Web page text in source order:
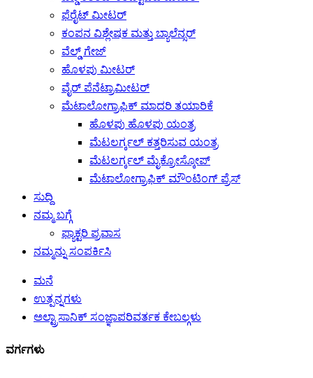
ಫೆರೈಟ್ ಮೀಟರ್
ಕಂಪನ ವಿಶ್ಲೇಷಕ ಮತ್ತು ಬ್ಯಾಲೆನ್ಸರ್
ವೆಲ್ಡ್ ಗೇಜ್
ಹೊಳಪು ಮೀಟರ್
ವೈರ್ ಪೆನೆಟ್ರಾಮೀಟರ್
ಮೆಟಾಲೋಗ್ರಾಫಿಕ್ ಮಾದರಿ ತಯಾರಿಕೆ
ಹೊಳಪು ಹೊಳಪು ಯಂತ್ರ
ಮೆಟಲರ್ಗ್ಕಲ್ ಕತ್ತರಿಸುವ ಯಂತ್ರ
ಮೆಟಲರ್ಗ್ಕಲ್ ಮೈಕ್ರೋಸ್ಕೋಪ್
ಮೆಟಾಲೋಗ್ರಾಫಿಕ್ ಮೌಂಟಿಂಗ್ ಪ್ರೆಸ್
ಸುದ್ದಿ
ನಮ್ಮ ಬಗ್ಗೆ
ಫ್ಯಾಕ್ಟರಿ ಪ್ರವಾಸ
ನಮ್ಮನ್ನು ಸಂಪರ್ಕಿಸಿ
ಮನೆ
ಉತ್ಪನ್ನಗಳು
ಅಲ್ಟ್ರಾಸಾನಿಕ್ ಸಂಜ್ಞಾಪರಿವರ್ತಕ ಕೇಬಲ್ಗಳು
ವರ್ಗಗಳು